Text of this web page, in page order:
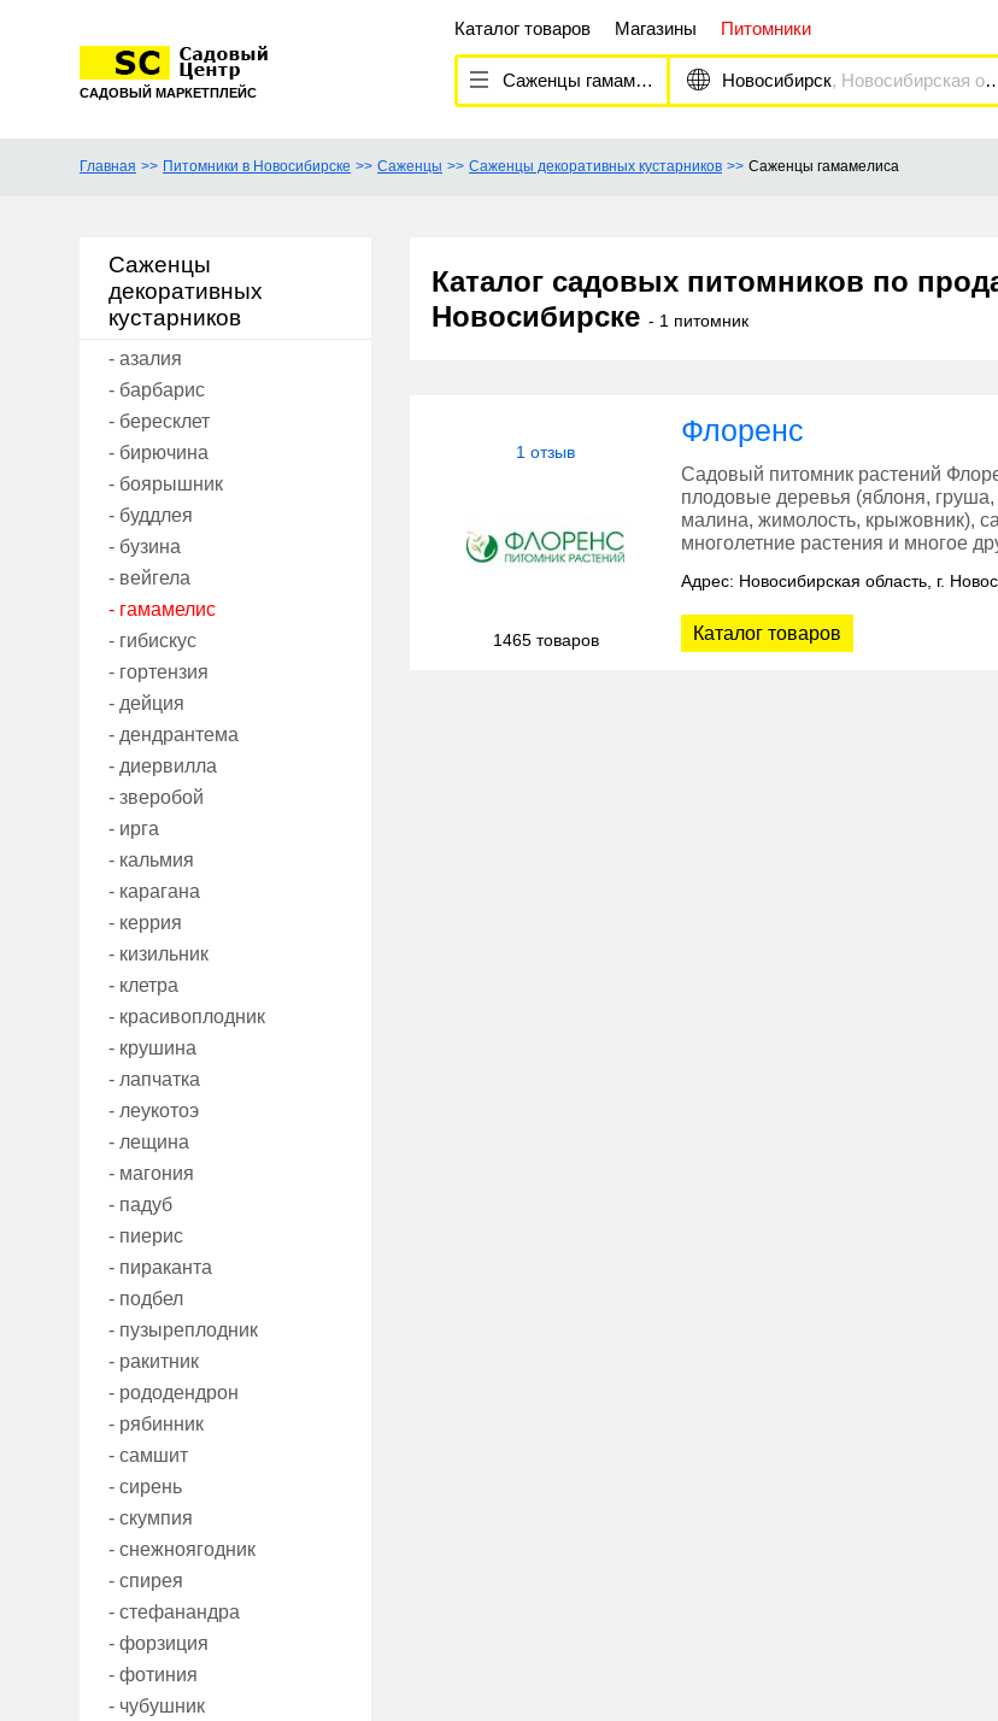
САДОВЫЙ МАРКЕТПЛЕЙС
Каталог товаров Магазины Питомники
Саженцы гамамелиса Новосибирск, Новосибирская область
Главная Питомники в Новосибирске Саженцы Саженцы декоративных кустарников Саженцы гамамелиса
Саженцы
декоративных
кустарников
- азалия
- барбарис
- бересклет
- бирючина
- боярышник
- буддлея
- бузина
- вейгела
- гамамелис
- гибискус
- гортензия
- дейция
- дендрантема
- диервилла
- зверобой
- ирга
- кальмия
- карагана
- керрия
- кизильник
- клетра
- красивоплодник
- крушина
- лапчатка
- леукотоэ
- лещина
- магония
- падуб
- пиерис
- пираканта
- подбел
- пузыреплодник
- ракитник
- рододендрон
- рябинник
- самшит
- сирень
- скумпия
- снежноягодник
- спирея
- стефанандра
- форзиция
- фотиния
- чубушник
Каталог садовых питомников по
Новосибирске - 1 питомник
1 отзыв
1465 товаров
Флоренс
Садовый питомник растений
плодовые деревья (яблоня,
малина, жимолость, крыжовник),
многолетние растения и многое
Адрес: Новосибирская область, г.
Каталог товаров